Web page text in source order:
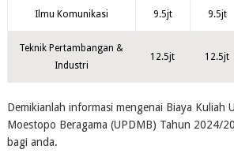
Ilmu Komunikasi 9.5jt 9.5jt
Teknik Pertambangan &
Industri
12.5jt 12.5jt
Demikianlah informasi mengenai Biaya Kuliah
Moestopo Beragama (UPDMB) Tahun 2024/
bagi anda.